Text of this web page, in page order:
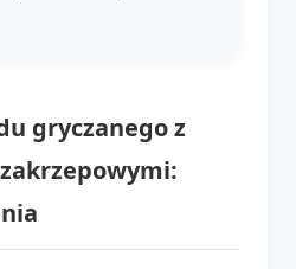
gryczanego z